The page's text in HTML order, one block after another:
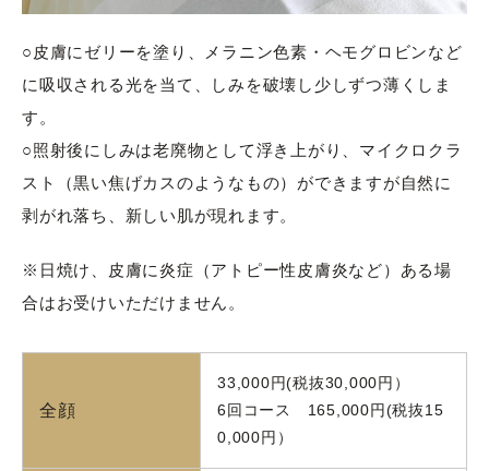
○皮膚にゼリーを塗り、メラニン色素・ヘモグロビンなど
に吸収される光を当て、しみを破壊し少しずつ薄くしま
す。
○照射後にしみは老廃物として浮き上がり、マイクロクラ
スト（黒い焦げカスのようなもの）ができますが自然に
剥がれ落ち、新しい肌が現れます。
※日焼け、皮膚に炎症（アトピー性皮膚炎など）ある場
合はお受けいただけません。
全顔
33,000円(税抜30,000円）
6回コース 165,000円(税抜15
0,000円）